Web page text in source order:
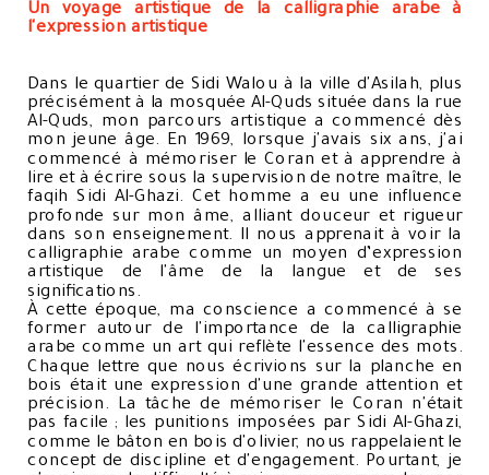
Un voyage artistique de la calligraphie arabe à
l'expression artistique
Dans le quartier de Sidi Walou à la ville d'Asilah, plus
précisément à la mosquée Al-Quds située dans la rue
Al-Quds, mon parcours artistique a commencé dès
mon jeune âge. En 1969, lorsque j'avais six ans, j'ai
commencé à mémoriser le Coran et à apprendre à
lire et à écrire sous la supervision de notre maître, le
faqih Sidi Al-Ghazi. Cet homme a eu une influence
profonde sur mon âme, alliant douceur et rigueur
dans son enseignement. Il nous apprenait à voir la
calligraphie arabe comme un moyen d’expression
artistique de l'âme de la langue et de ses
significations.
À cette époque, ma conscience a commencé à se
former autour de l'importance de la calligraphie
arabe comme un art qui reflète l'essence des mots.
Chaque lettre que nous écrivions sur la planche en
bois était une expression d'une grande attention et
précision. La tâche de mémoriser le Coran n'était
pas facile ; les punitions imposées par Sidi Al-Ghazi,
comme le bâton en bois d'olivier, nous rappelaient le
concept de discipline et d'engagement. Pourtant, je